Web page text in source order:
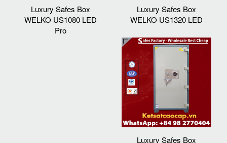
Luxury Safes Box
WELKO US1080 LED
Pro
Luxury Safes Box
WELKO US1320 LED
Luxury Safes Box